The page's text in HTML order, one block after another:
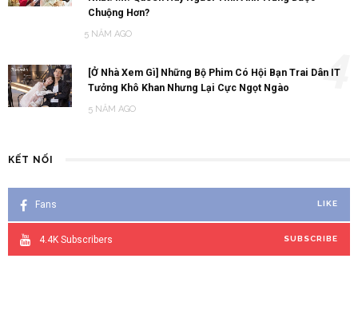
Chuộng Hơn?
5 NĂM AGO
[Ở Nhà Xem Gì] Những Bộ Phim Có Hội Bạn Trai Dân IT
Tưởng Khô Khan Nhưng Lại Cực Ngọt Ngào
5 NĂM AGO
4
KẾT NỐI
Fans LIKE
4.4K Subscribers SUBSCRIBE